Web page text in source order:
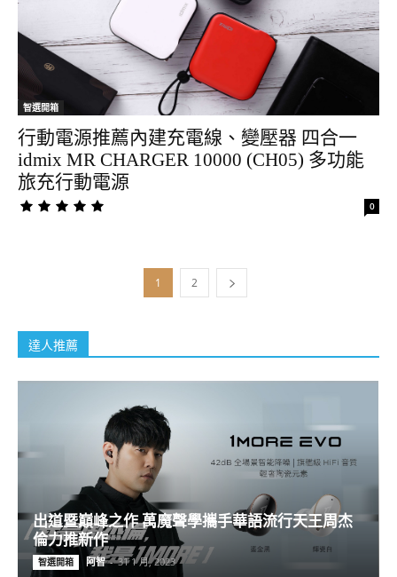
智選開箱
行動電源推薦內建充電線、變壓器 四合一
idmix MR CHARGER 10000 (CH05) 多功能
旅充行動電源
0
1 2
達人推薦
出道暨巔峰之作 萬魔聲學攜手華語流行天王周杰
倫力推新作
智選開箱 阿智 - 31 1 月, 2023